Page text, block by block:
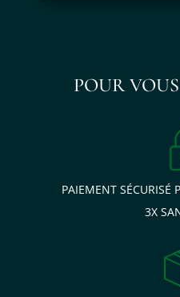
POUR
PAIEMENT SÉCURISÉ
3X